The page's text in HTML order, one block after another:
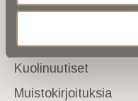
Sivusto
Etusivu
Kuolinuutiset
Muistokirjoituksia